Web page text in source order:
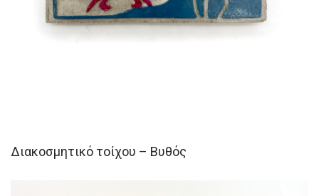
Διακοσμητικό τοίχου – Βυθός